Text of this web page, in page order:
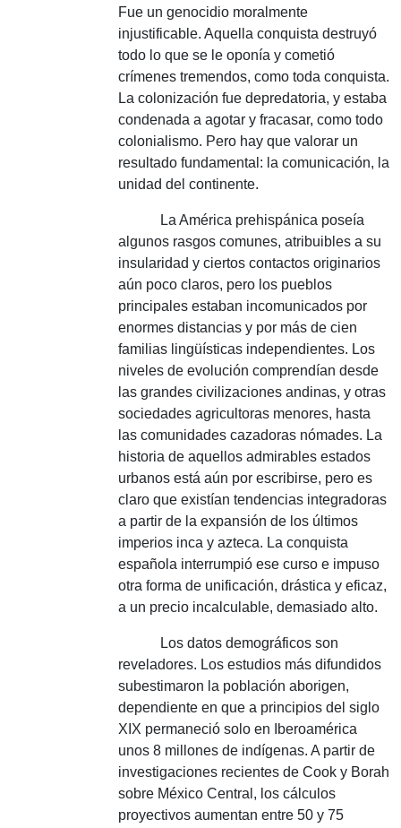
Fue un genocidio moralmente
injustificable. Aquella conquista destruyó
todo lo que se le oponía y cometió
crímenes tremendos, como toda conquista.
La colonización fue depredatoria, y estaba
condenada a agotar y fracasar, como todo
colonialismo. Pero hay que valorar un
resultado fundamental: la comunicación, la
unidad del continente.
La América prehispánica poseía
algunos rasgos comunes, atribuibles a su
insularidad y ciertos contactos originarios
aún poco claros, pero los pueblos
principales estaban incomunicados por
enormes distancias y por más de cien
familias lingüísticas independientes. Los
niveles de evolución comprendían desde
las grandes civilizaciones andinas, y otras
sociedades agricultoras menores, hasta
las comunidades cazadoras nómades. La
historia de aquellos admirables estados
urbanos está aún por escribirse, pero es
claro que existían tendencias integradoras
a partir de la expansión de los últimos
imperios inca y azteca. La conquista
española interrumpió ese curso e impuso
otra forma de unificación, drástica y eficaz,
a un precio incalculable, demasiado alto.
Los datos demográficos son
reveladores. Los estudios más difundidos
subestimaron la población aborigen,
dependiente en que a principios del siglo
XIX permaneció solo en Iberoamérica
unos 8 millones de indígenas. A partir de
investigaciones recientes de Cook y Borah
sobre México Central, los cálculos
proyectivos aumentan entre 50 y 75